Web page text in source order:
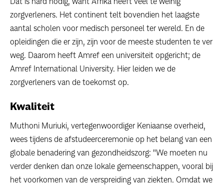
zorgverleners. Het continent telt bovendien het laagste
aantal scholen voor medisch personeel ter wereld. En de
opleidingen die er zijn, zijn voor de meeste studenten te ver
weg. Daarom heeft Amref een universiteit opgericht; de
Amref International University. Hier leiden we de
zorgverleners van de toekomst op.
Kwaliteit
Muthoni Muriuki, vertegenwoordiger Keniaanse overheid,
wees tijdens de afstudeerceremonie op het belang van een
globale benadering van gezondheidszorg: "We moeten nu
verder denken dan onze lokale gemeenschappen, vooral bij
het voorkomen van de verspreiding van ziekten. Omdat we